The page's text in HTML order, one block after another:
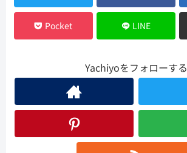
Pocket LINE
Yachiyoをフォローする